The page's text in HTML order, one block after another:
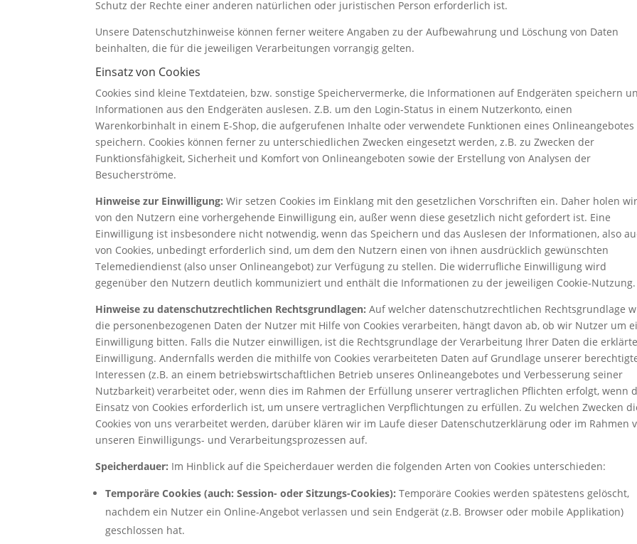
Schutz der Rechte einer anderen natürlichen oder juristischen Person erforderlich ist.
Unsere Datenschutzhinweise können ferner weitere Angaben zu der Aufbewahrung und Löschung von Daten
beinhalten, die für die jeweiligen Verarbeitungen vorrangig gelten.
Einsatz von Cookies
Cookies sind kleine Textdateien, bzw. sonstige Speichervermerke, die Informationen auf Endgeräten speichern
Informationen aus den Endgeräten auslesen. Z.B. um den Login-Status in einem Nutzerkonto, einen
Warenkorbinhalt in einem E-Shop, die aufgerufenen Inhalte oder verwendete Funktionen eines Onlineangebotes
speichern. Cookies können ferner zu unterschiedlichen Zwecken eingesetzt werden, z.B. zu Zwecken der
Funktionsfähigkeit, Sicherheit und Komfort von Onlineangeboten sowie der Erstellung von Analysen der
Besucherströme.
Hinweise zur Einwilligung:Wir setzen Cookies im Einklang mit den gesetzlichen Vorschriften ein. Daher holen
von den Nutzern eine vorhergehende Einwilligung ein, außer wenn diese gesetzlich nicht gefordert ist. Eine
Einwilligung ist insbesondere nicht notwendig, wenn das Speichern und das Auslesen der Informationen, also
von Cookies, unbedingt erforderlich sind, um dem den Nutzern einen von ihnen ausdrücklich gewünschten
Telemediendienst (also unser Onlineangebot) zur Verfügung zu stellen. Die widerrufliche Einwilligung wird
gegenüber den Nutzern deutlich kommuniziert und enthält die Informationen zu der jeweiligen Cookie-Nutzung.
Hinweise zu datenschutzrechtlichen Rechtsgrundlagen:Auf welcher datenschutzrechtlichen Rechtsgrundlage
die personenbezogenen Daten der Nutzer mit Hilfe von Cookies verarbeiten, hängt davon ab, ob wir Nutzer um
Einwilligung bitten. Falls die Nutzer einwilligen, ist die Rechtsgrundlage der Verarbeitung Ihrer Daten die
Einwilligung. Andernfalls werden die mithilfe von Cookies verarbeiteten Daten auf Grundlage unserer
Interessen (z.B. an einem betriebswirtschaftlichen Betrieb unseres Onlineangebotes und Verbesserung seiner
Nutzbarkeit) verarbeitet oder, wenn dies im Rahmen der Erfüllung unserer vertraglichen Pflichten erfolgt, wenn
Einsatz von Cookies erforderlich ist, um unsere vertraglichen Verpflichtungen zu erfüllen. Zu welchen Zwecken
Cookies von uns verarbeitet werden, darüber klären wir im Laufe dieser Datenschutzerklärung oder im Rahmen
unseren Einwilligungs- und Verarbeitungsprozessen auf.
Speicherdauer: Im Hinblick auf die Speicherdauer werden die folgenden Arten von Cookies unterschieden:
Temporäre Cookies (auch: Session- oder Sitzungs-Cookies): Temporäre Cookies werden spätestens gelöscht,
nachdem ein Nutzer ein Online-Angebot verlassen und sein Endgerät (z.B. Browser oder mobile Applikation)
geschlossen hat.